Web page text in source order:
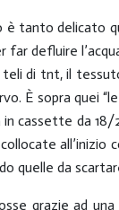
è tanto delicato
far defluire
di tnt, il
È sopra quei
cassette da
quelle da
grazie ad